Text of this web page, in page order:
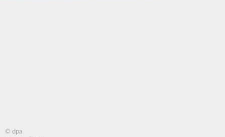
© dpa